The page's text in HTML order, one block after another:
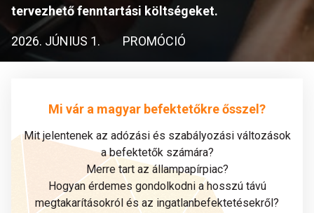
tervezhető fenntartási költségeket.
2026. JÚNIUS 1. PROMÓCIÓ
Mi vár a magyar befektetőkre ősszel?
Mit jelentenek az adózási és szabályozási változások
a befektetők számára?
Merre tart az állampapírpiac?
Hogyan érdemes gondolkodni a hosszú távú
megtakarításokról és az ingatlanbefektetésekről?